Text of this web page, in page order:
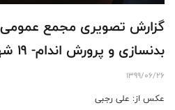
گزارش تصویری مجمع عمومی
بدنسازی و پرورش اندام- 19 شهریور ماه 1399
1399/06/26
عکس از: علی رجبی